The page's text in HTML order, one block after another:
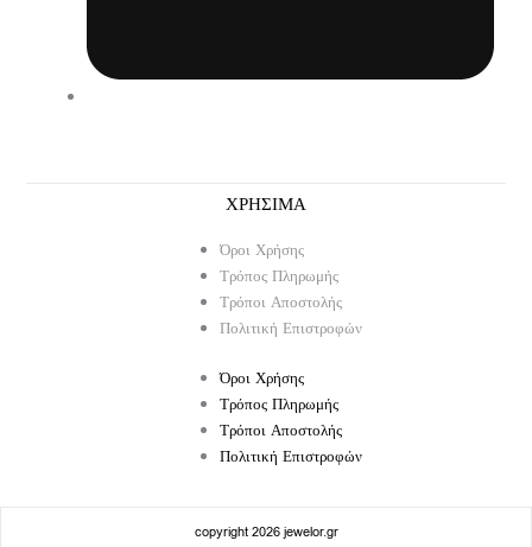
ΧΡΗΣΙΜΑ
Όροι Χρήσης
Τρόπος Πληρωμής
Τρόποι Αποστολής
Πολιτική Επιστροφών
Όροι Χρήσης
Τρόπος Πληρωμής
Τρόποι Αποστολής
Πολιτική Επιστροφών
copyright 2026 jewelor.gr